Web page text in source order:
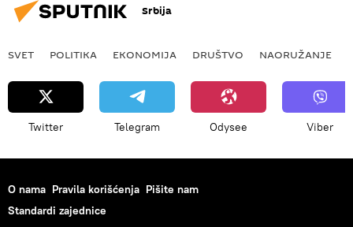
Srbija
SVET POLITIKA EKONOMIJA DRUŠTVO NAORUŽANJE
Twitter Telegram Odysee Viber
O nama Pravila korišćenja Pišite nam
Standardi zajednice